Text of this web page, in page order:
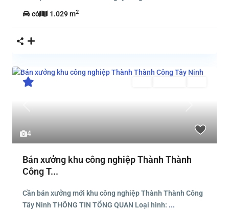
có 1.029 m2
4
Previous Next
Bán xưởng khu công nghiệp Thành Thành
Công T...
Cần bán xưởng mới khu công nghiệp Thành Thành Công
Tây Ninh THÔNG TIN TỔNG QUAN Loại hình: ...